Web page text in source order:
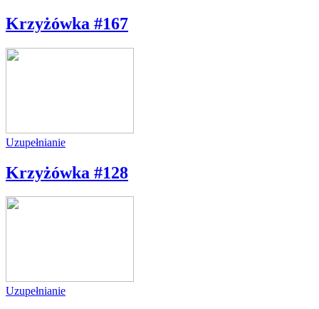
Krzyżówka #167
Uzupełnianie
Krzyżówka #128
Uzupełnianie